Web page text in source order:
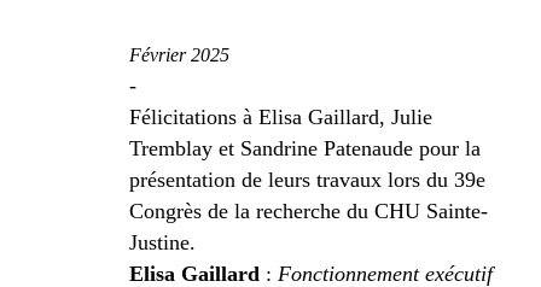
Février 2025
-
Félicitations à Elisa Gaillard, Julie
Tremblay et Sandrine Patenaude pour la
présentation de leurs travaux lors du 39e
Congrès de la recherche du CHU Sainte-
Justine.
Elisa Gaillard : Fonctionnement exécutif